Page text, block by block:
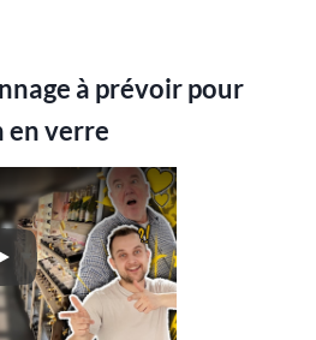
à prévoir pour
en verre